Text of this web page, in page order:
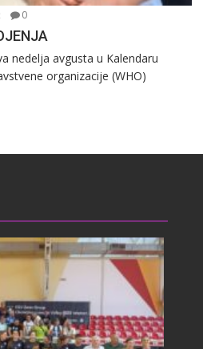
0
nedelja avgusta u Kalendaru
organizacije (WHO)